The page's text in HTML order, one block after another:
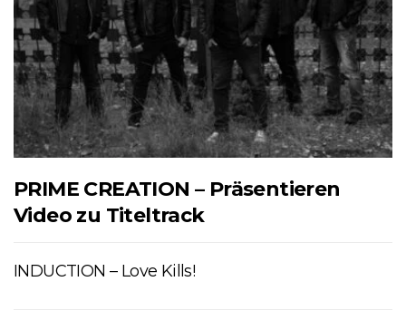
PRIME CREATION – Präsentieren
Video zu Titeltrack
INDUCTION – Love Kills!